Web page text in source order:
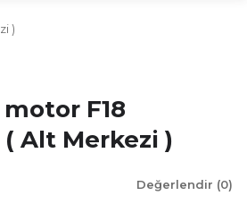
)
F18
( Alt Merkezi )
Değerlendir (0)